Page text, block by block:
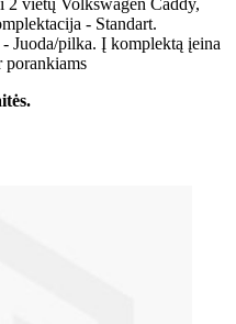
- Standart.
Juoda/pilka. Į komplektą įeina
porankiams